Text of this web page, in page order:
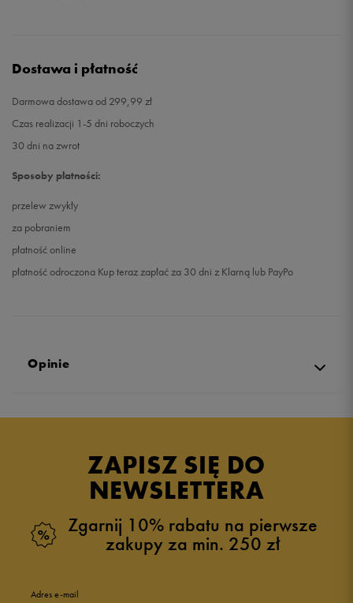
Dostawa i płatność
Darmowa dostawa od 299,99 zł
Czas realizacji 1-5 dni roboczych
30 dni na zwrot
Sposoby płatności:
przelew zwykły
za pobraniem
płatność online
płatność odroczona Kup teraz zapłać za 30 dni z Klarną lub PayPo
Opinie
ZAPISZ SIĘ DO
NEWSLETTERA
Zgarnij 10% rabatu na pierwsze
zakupy za min. 250 zł
Adres e-mail